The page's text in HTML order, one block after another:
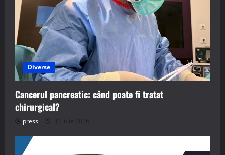
Diverse
Cancerul pancreatic: când poate fi tratat
chirurgical?
press 31 iulie 2026